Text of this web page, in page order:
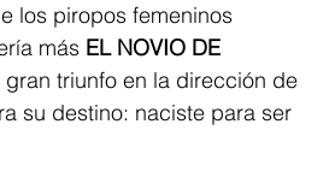
los piropos femeninos
más EL NOVIO DE
triunfo en la dirección de
su destino: naciste para ser